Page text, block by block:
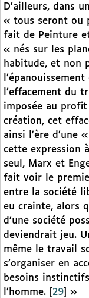
D’ailleurs, dans
« tous seront ou
fait de Peinture
« nés sur les
habitude, et non
l’effacement du
imposée au
création, cet
ainsi l’ère d’une
cette expression
seul, Marx et
fait voir le
entre la société
eu crainte, alors
d’une société
deviendrait jeu.
même le travail
s’organiser en
besoins
l’homme.
29 »